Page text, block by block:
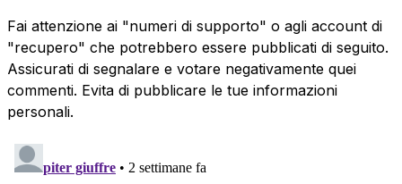
Fai attenzione ai "numeri di supporto" o agli account di
"recupero" che potrebbero essere pubblicati di seguito.
Assicurati di segnalare e votare negativamente quei
commenti. Evita di pubblicare le tue informazioni
personali.